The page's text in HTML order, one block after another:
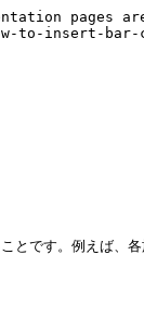
pages
to-insert-
。例えば、各旅